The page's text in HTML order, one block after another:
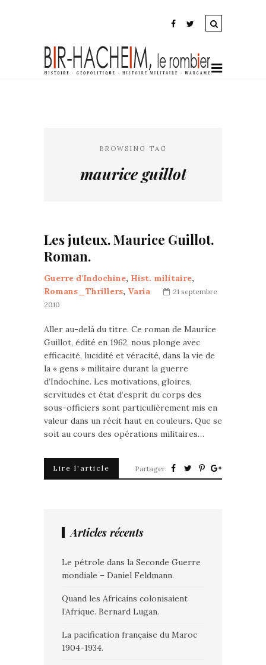
BROWSING TAG
maurice guillot
Les juteux. Maurice Guillot.
Roman.
Guerre d'Indochine, Hist. militaire,
Romans_Thrillers, Varia
21 septembre
2010
Aller au-delà du titre. Ce roman de Maurice
Guillot, édité en 1962, nous plonge avec
efficacité, lucidité et véracité, dans la vie de
la « gens » militaire durant la guerre
d’Indochine. Les motivations, gloires,
servitudes et état d’esprit du corps des
sous-officiers sont particulièrement mis en
valeur dans un récit haut en couleurs. Que se
soit au cours des opérations militaires…
Lire l'article Partager
Articles récents
Le pétrole dans la Seconde Guerre
mondiale – Daniel Feldmann.
Quand les Africains colonisaient
l’Afrique. Bernard Lugan.
La pacification française du Maroc
1904-1934.